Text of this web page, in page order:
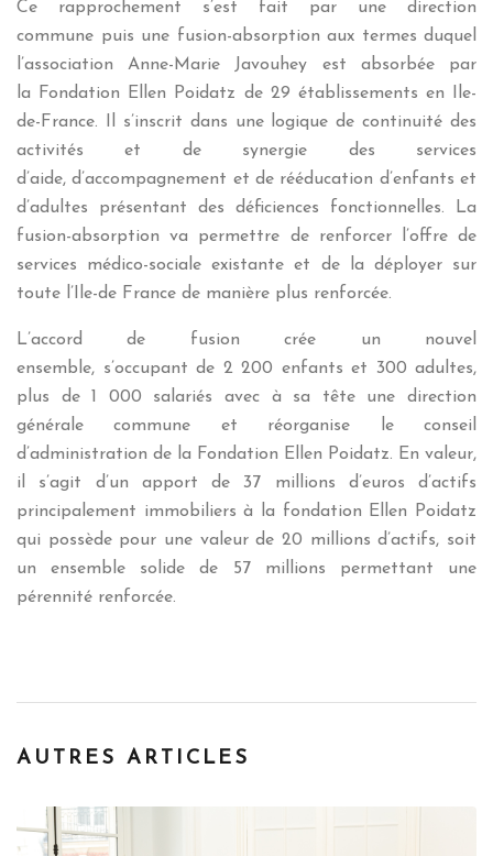
Ce rapprochement s’est fait par une direction
commune puis une fusion-absorption aux termes duquel
l’association Anne-Marie Javouhey est absorbée par
la Fondation Ellen Poidatz de 29 établissements en Ile-
de-France. Il s’inscrit dans une logique de continuité des
activités et de synergie des services
d’aide, d’accompagnement et de rééducation d’enfants et
d’adultes présentant des déficiences fonctionnelles. La
fusion-absorption va permettre de renforcer l’offre de
services médico-sociale existante et de la déployer sur
toute l’Ile-de France de manière plus renforcée.
L’accord de fusion crée un nouvel
ensemble, s’occupant de 2 200 enfants et 300 adultes,
plus de 1 000 salariés avec à sa tête une direction
générale commune et réorganise le conseil
d’administration de la Fondation Ellen Poidatz. En valeur,
il s’agit d’un apport de 37 millions d’euros d’actifs
principalement immobiliers à la fondation Ellen Poidatz
qui possède pour une valeur de 20 millions d’actifs, soit
un ensemble solide de 57 millions permettant une
pérennité renforcée.
AUTRES ARTICLES